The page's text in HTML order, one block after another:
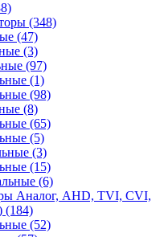
(348)
(47)
(3)
(97)
(1)
(98)
(8)
(65)
(5)
(3)
(15)
(6)
Аналог, AHD, TVI, CVI,
(184)
(52)